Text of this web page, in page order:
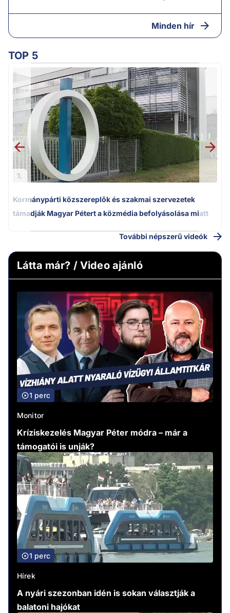
Minden hír
TOP 5
1.
Kormánypárti közszereplők és szakmai szervezetek
támadják Magyar Pétert a közmédia befolyásolása miatt
További népszerű videók
Látta már? / Video ajánló
1 perc
Monitor
Kríziskezelés Magyar Péter módra – már a
támogatói is unják?
1 perc
Hírek
A nyári szezonban idén is sokan választják a
balatoni hajókat